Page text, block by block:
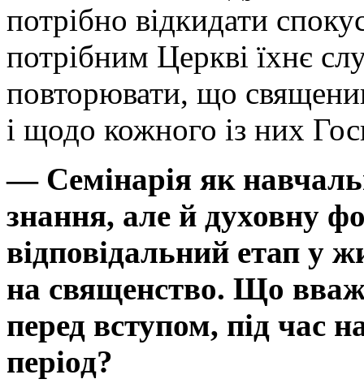
потрібно відкидати
потрібним Церкві їхнє
повторювати, що
і щодо кожного із них
— Семінарія як
знання, але й духовну
відповідальний етап у
на священство. Що
перед вступом, під час
період?